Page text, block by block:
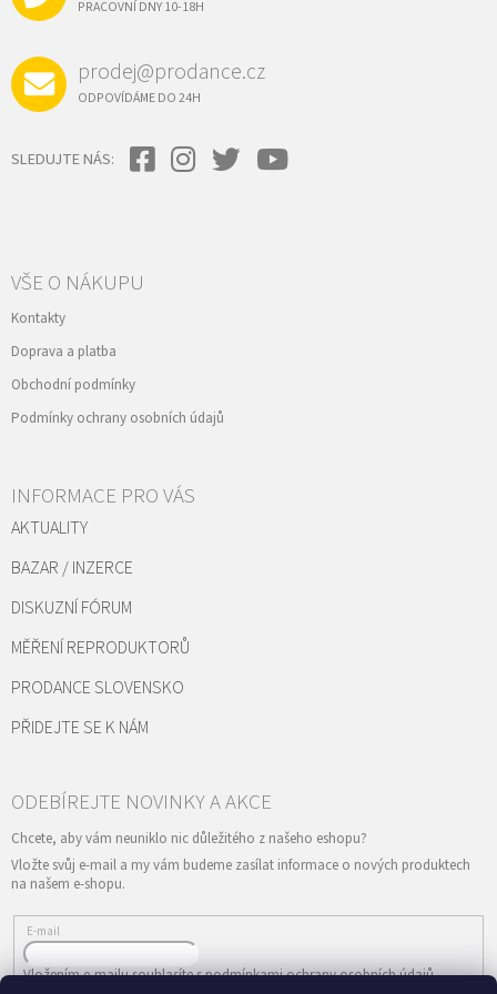
PRACOVNÍ DNY 10-18H
prodej@prodance.cz
ODPOVÍDÁME DO 24H
SLEDUJTE NÁS:
VŠE O NÁKUPU
Kontakty
Doprava a platba
Obchodní podmínky
Podmínky ochrany osobních údajů
INFORMACE PRO VÁS
AKTUALITY
BAZAR / INZERCE
DISKUZNÍ FÓRUM
MĚŘENÍ REPRODUKTORŮ
PRODANCE SLOVENSKO
PŘIDEJTE SE K NÁM
Vložte svůj e-mail a my vám budeme zasílat informace o nových produktech
na našem e-shopu.
E-mail
Vložením e-mailu souhlasíte spodmínkami ochrany osobních údajů